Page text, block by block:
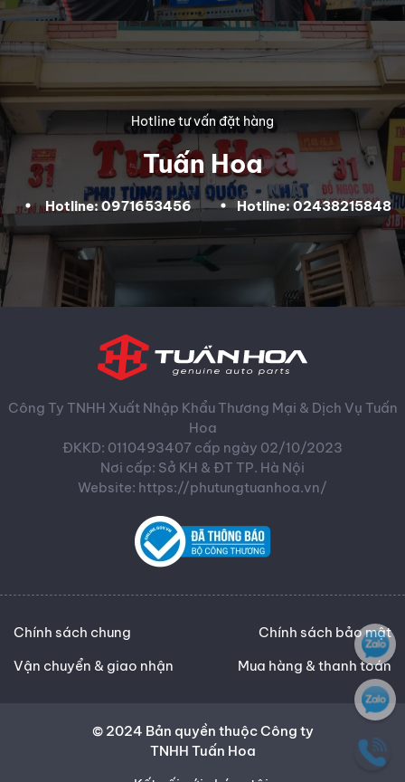
Hotline tư vấn đặt hàng
Tuấn Hoa
Hotline: 0971653456 Hotline: 02438215848
Công Ty TNHH Xuất Nhập Khẩu Thương Mại & Dịch Vụ Tuấn
Hoa
ĐKKD: 0110493407 cấp ngày 02/10/2023
Nơi cấp: Sở KH & ĐT TP. Hà Nội
Website: https://phutungtuanhoa.vn/
Chính sách chung
Chính sách bảo mật
Vận chuyển & giao nhận
Mua hàng & thanh toán
© 2024 Bản quyền thuộc Công ty
TNHH Tuấn Hoa